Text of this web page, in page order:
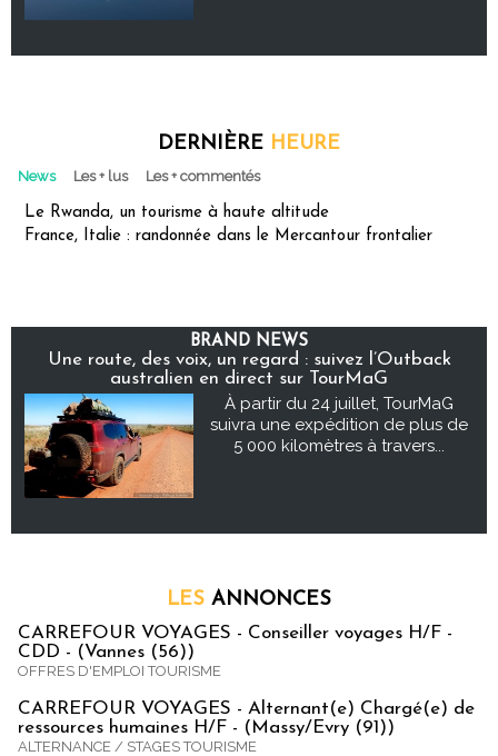
DERNIÈRE HEURE
News Les + lus Les + commentés
Le Rwanda, un tourisme à haute altitude
France, Italie : randonnée dans le Mercantour frontalier
BRAND NEWS
Une route, des voix, un regard : suivez l’Outback
australien en direct sur TourMaG
À partir du 24 juillet, TourMaG
suivra une expédition de plus de
5 000 kilomètres à travers...
LES ANNONCES
CARREFOUR VOYAGES - Conseiller voyages H/F -
CDD - (Vannes (56))
OFFRES D'EMPLOI TOURISME
CARREFOUR VOYAGES - Alternant(e) Chargé(e) de
ressources humaines H/F - (Massy/Evry (91))
ALTERNANCE / STAGES TOURISME